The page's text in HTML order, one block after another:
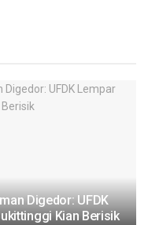
Digedor: UFDK
Kian Berisik